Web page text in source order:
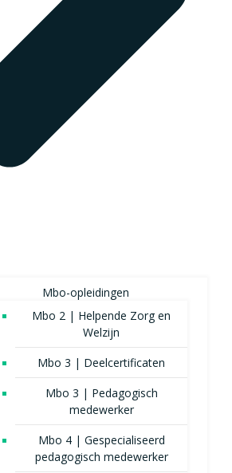
Mbo-opleidingen
Mbo 2 | Helpende Zorg en
Welzijn
Mbo 3 | Deelcertificaten
Mbo 3 | Pedagogisch
medewerker
Mbo 4 | Gespecialiseerd
pedagogisch medewerker